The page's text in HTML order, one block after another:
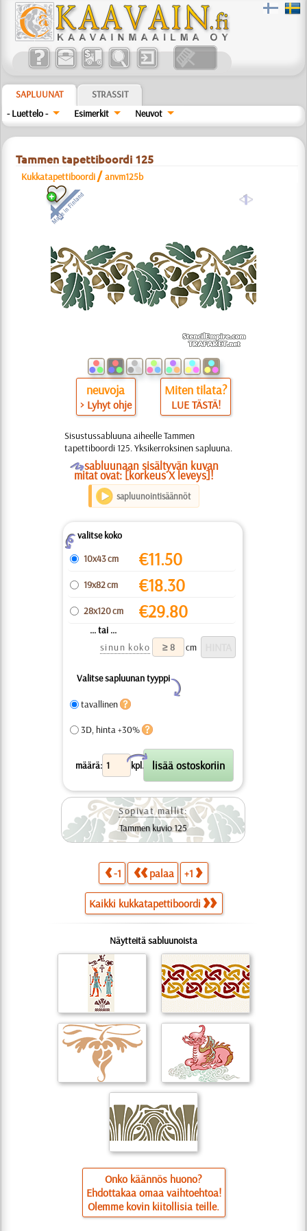
SAPLUUNAT
STRASSIT
- Luettelo -
Esimerkit Neuvot
Tammen tapettiboordi 125
Kukkatapettiboordi /anvm125b
a
neuvoja
> Lyhyt ohje
Miten tilata?
LUE TÄSTÄ!
Sisustussabluuna aiheelle Tammen
tapettiboordi 125. Yksikerroksinen sapluuna.
Osabluunaan sisältyvän kuvan
mitat ovat: [korkeus X leveys]!
sapluunointisäännöt
Zvalitse koko
10x43 cm
€11.50
19x82 cm €18.30
28x120 cm €29.80
... tai ...
sinun koko
cm
Valitse sapluunan tyyppi
Y
tavallinen
3D, hinta +30%
määrä: kpl.
X
Sopivat mallit:
Tammen kuvio 125
-1 palaa +1
Kaikki kukkatapettiboordi
Näytteitä sabluunoista
Onko käännös huono?
Ehdottakaa omaa vaihtoehtoa!
Olemme kovin kiitollisia teille.